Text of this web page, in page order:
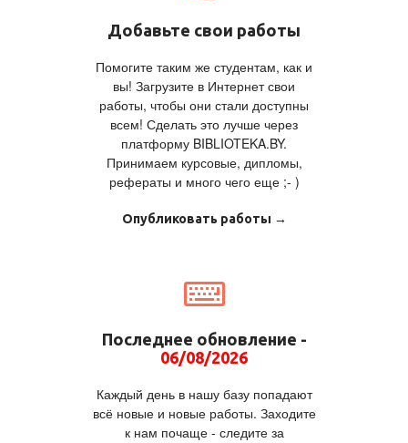
Добавьте свои работы
Помогите таким же студентам, как и
вы! Загрузите в Интернет свои
работы, чтобы они стали доступны
всем! Сделать это лучше через
платформу BIBLIOTEKA.BY.
Принимаем курсовые, дипломы,
рефераты и много чего еще ;- )
Опубликовать работы →
Последнее обновление -
06/08/2026
Каждый день в нашу базу попадают
всё новые и новые работы. Заходите
к нам почаще - следите за